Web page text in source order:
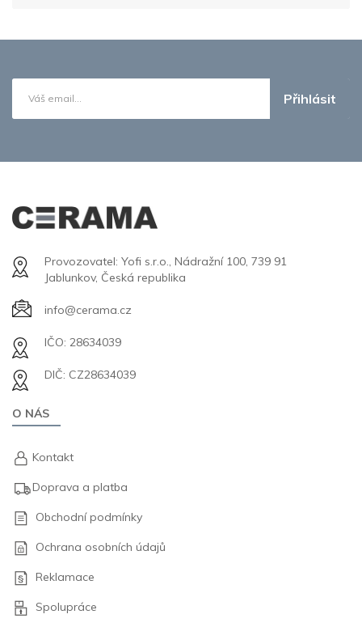
Přihlásit
Provozovatel: Yofi s.r.o., Nádražní 100, 739 91
Jablunkov, Česká republika
info@cerama.cz
IČO: 28634039
DIČ: CZ28634039
O NÁS
Kontakt
Doprava a platba
Obchodní podmínky
Ochrana osobních údajů
Reklamace
Spolupráce